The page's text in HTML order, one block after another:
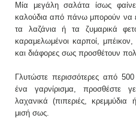
Μία μεγάλη σαλάτα ίσως
καλούδια από πάνω μπορούν να
τα λαζάνια ή τα ζυμαρικά
καραμελωμένοι καρποί,
και διάφορες σως προσθέτουν
Γλυτώστε περισσότερες από
ένα γαρνίρισμα, προσθέστε
λαχανικά (πιπεριές, κρεμμύδια
μισή σως.